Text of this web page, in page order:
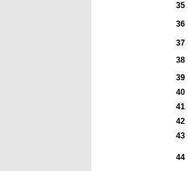
35
36
37
38
39
40
41
42
43
44